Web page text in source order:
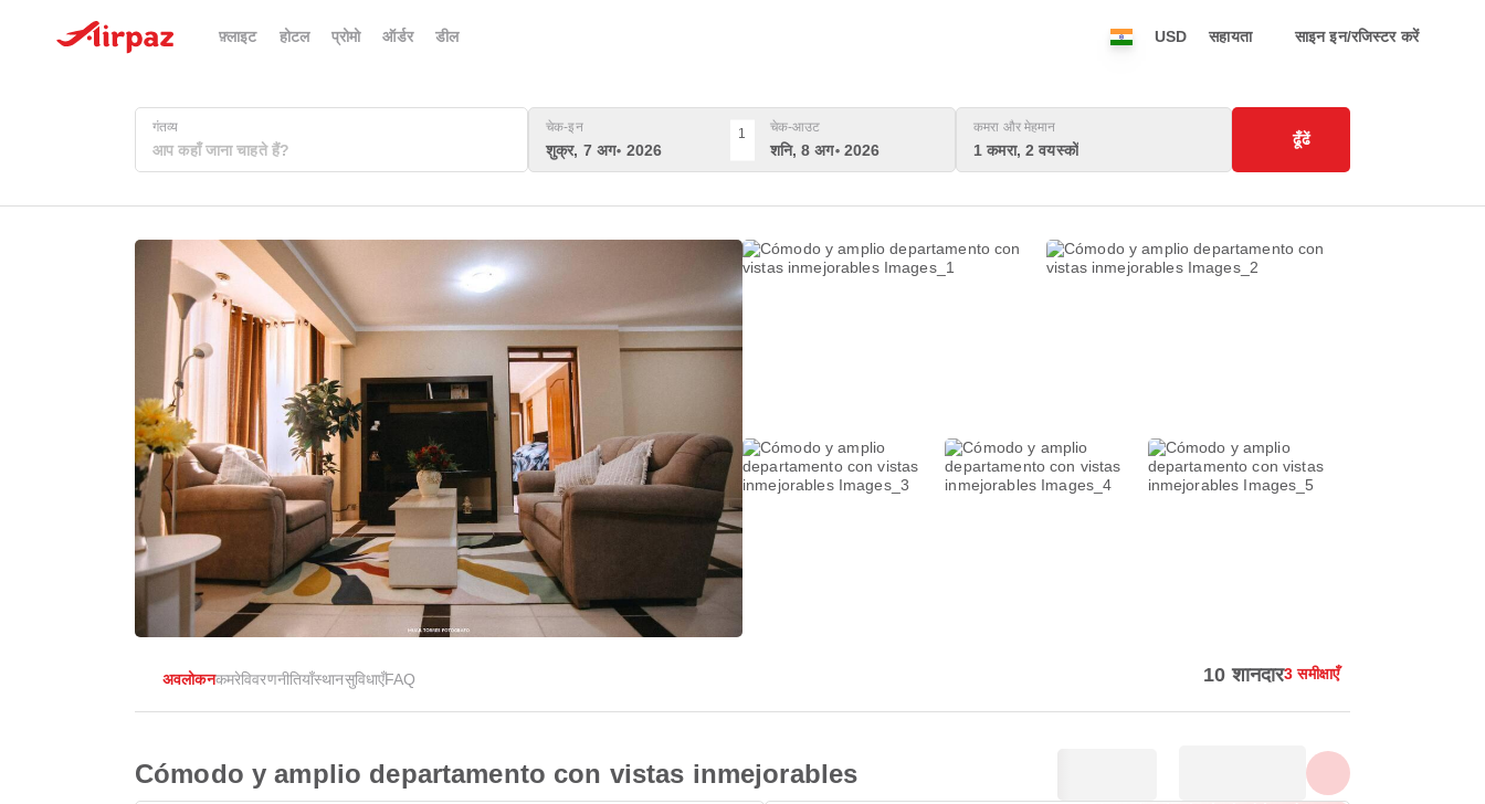
फ़्लाइट होटल प्रोमो ऑर्डर डील USD सहायता साइन इन/रजिस्टर करें
गंतव्य चेक-इन
शुक्र, 7 अग॰ 2026
1 चेक-आउट
शनि, 8 अग॰ 2026
कमरा और मेहमान
1 कमरा, 2 वयस्कों
ढूँढें
अवलोकनकमरेविवरणनीतियाँस्थानसुविधाएँFAQ 10 शानदार3 समीक्षाएँ
Cómodo y amplio departamento con vistas inmejorables